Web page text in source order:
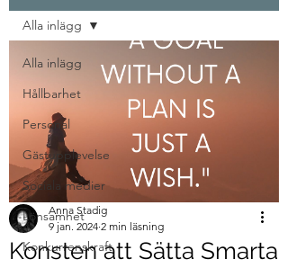
Alla inlägg
Hållbarhet
Personal
Gästupplevelse
Sociala medier
Lönsamhet
Konkurrenskraft
Alla inlägg
Konsten att Sätta Smarta
Anna Stadig
9 jan. 2024 2 min läsning